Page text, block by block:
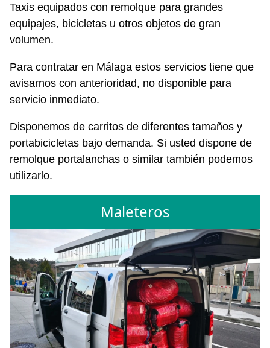
Taxis equipados con remolque para grandes
equipajes, bicicletas u otros objetos de gran
volumen.
Para contratar en Málaga estos servicios tiene que
avisarnos con anterioridad, no disponible para
servicio inmediato.
Disponemos de carritos de diferentes tamaños y
portabicicletas bajo demanda. Si usted dispone de
remolque portalanchas o similar también podemos
utilizarlo.
Maleteros